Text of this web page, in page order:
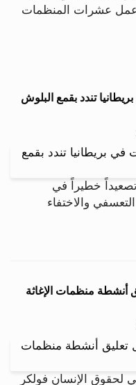
عمل عشرات المنظمات
تندد بقمع البلوش
خطيراً في
والاختفاء
أنشطة منظمات الإغاثة
الإنسان فولكر